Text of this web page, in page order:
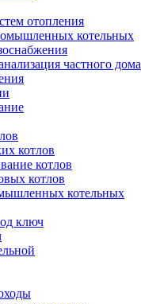
отопления
котельных
частного дома
котлов
котлов
котлов
котельных
ключ